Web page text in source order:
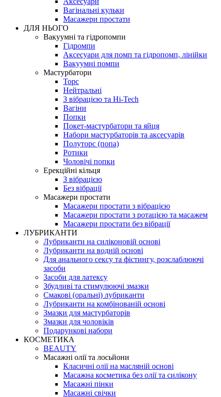
Вагінальні кульки
Масажери простати
ДЛЯ НЬОГО
Вакуумні та гідропомпи
Гідромпи
Аксесуари для помп та гідропомп, лінійки
Вакуумні помпи
Мастурбатори
Торс
Нейтральні
З вібрацією та Hi-Tech
Вагіни
Попки
Покет-мастурбатори та яйця
Набори мастурбаторів та аксесуарів
Полуторс (попа)
Ротики
Чоловічі попки
Ерекційні кільця
З вібрацією
Без вібрації
Масажери простати
Масажери простати з вібрацією
Масажери простати з ротацією та масажем
Масажери простати без вібрації
ЛУБРИКАНТИ
Лубриканти на силіконовій основі
Лубриканти на водній основі
Для анального сексу та фістингу, розслаблюючі
засоби
Засоби для латексу
Збудливі та стимулюючі змазки
Смакові (оральні) лубриканти
Лубриканти на комбінованій основі
Змазки для мастурбаторів
Змазки для чоловіків
Подарункові набори
КОСМЕТИКА
BEAUTY
Масажні олії та лосьйони
Класичні олії на масляній основі
Масажна косметика без олії та силікону
Масажні пінки
Масажні свічки